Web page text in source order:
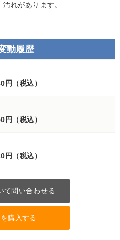
れがあります。
動履歴
円（税込）
円（税込）
円（税込）
て問い合わせる
購入する